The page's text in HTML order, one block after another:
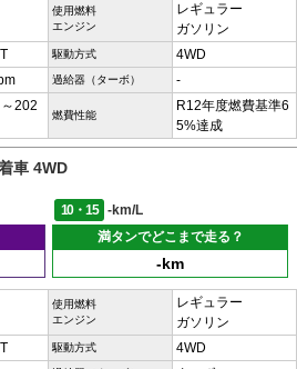
使用燃料
エンジン
レギュラー
ガソリン
駆動方式 4WD
過給器（ターボ） -
202
燃費性能
R12年度燃費基準6
5%達成
車 4WD
10・15
-km/L
満タンでどこまで走る？
-km
使用燃料
エンジン
レギュラー
ガソリン
駆動方式 4WD